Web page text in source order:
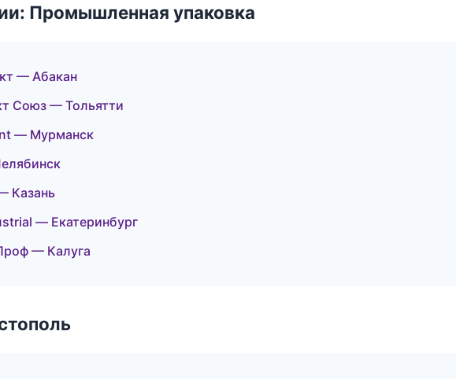
Промышленная упаковка
— Абакан
Союз — Тольятти
— Мурманск
Казань
— Екатеринбург
— Калуга